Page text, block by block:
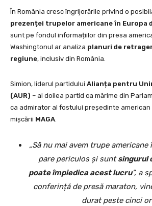
În România cresc îngrijorările privind o
prezenței trupelor americane în Europa
sunt pe fondul informațiilor din presa
Washingtonul ar analiza planuri de
regiune, inclusiv din România.
Simion, liderul partidului Alianța pentru
(AUR) – al doilea partid ca mărime din
ca admirator al fostului președinte american
mișcării MAGA.
„Să nu mai avem trupe americane
pare periculos și suntsingurul
poate împiedica acest lucru”, a
conferință de presă maraton,
durat peste cinci